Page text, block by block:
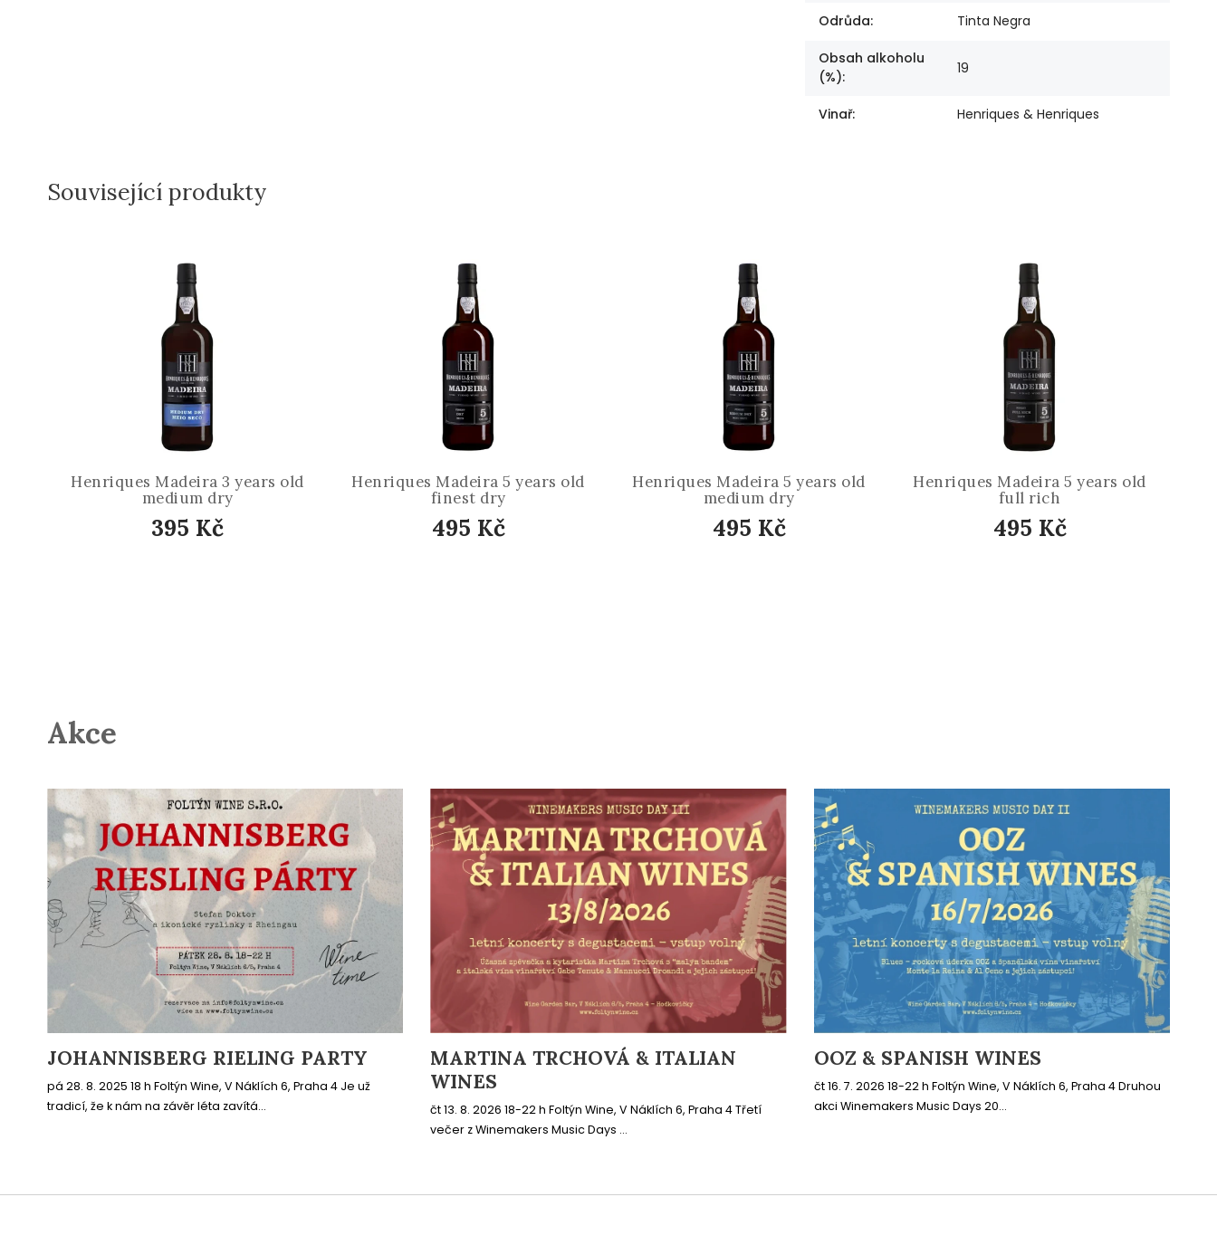
Odrůda: Tinta Negra
Obsah alkoholu
(%): 19
Vinař: Henriques & Henriques
Související produkty
Henriques Madeira 3 years old
medium dry
395 Kč
Henriques Madeira 5 years old
finest dry
495 Kč
Henriques Madeira 5 years old
medium dry
495 Kč
Henriques Madeira 5 years old
full rich
495 Kč
Akce
JOHANNISBERG RIELING PARTY
pá 28. 8. 2025 18 h Foltýn Wine, V Náklích 6, Praha 4 Je už
tradicí, že k nám na závěr léta zavítá...
MARTINA TRCHOVÁ & ITALIAN
WINES
čt 13. 8. 2026 18-22 h Foltýn Wine, V Náklích 6, Praha 4 Třetí
večer z Winemakers Music Days ...
OOZ & SPANISH WINES
čt 16. 7. 2026 18-22 h Foltýn Wine, V Náklích 6, Praha 4 Druhou
akci Winemakers Music Days 20...